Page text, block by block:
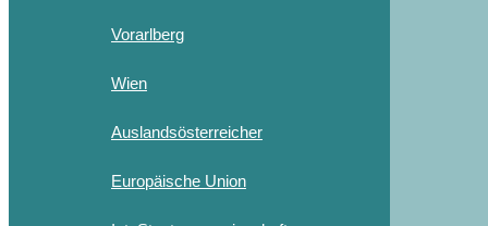
Vorarlberg
Wien
Auslandsösterreicher
Europäische Union